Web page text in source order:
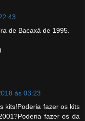
de Bacaxá de 1995.
às 03:23
kits!Poderia fazer os kits
fazer os da